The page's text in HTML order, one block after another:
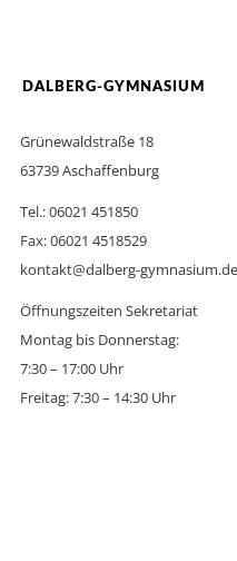
DALBERG-GYMNASIUM
Grünewaldstraße 18
63739 Aschaffenburg
Tel.: 06021 451850
Fax: 06021 4518529
kontakt@dalberg-gymnasium.de
Öffnungszeiten Sekretariat
Montag bis Donnerstag:
7:30 – 17:00 Uhr
Freitag: 7:30 – 14:30 Uhr